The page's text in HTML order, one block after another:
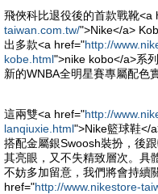
飛俠科比退役後的首款戰靴<a
taiwan.com.tw/">Nike</a>
出多款<a href="http://
kobe.html">nike kobo</a>系
新的WNBA全明星賽專屬配色
這兩雙<a href="http://
lanqiuxie.html">Nike籃球鞋</
搭配金屬銀Swoosh裝扮，後
其亮眼，又不失精致層次。具
不妨多加留意，我們將會持續
href="http://www.nikestore-